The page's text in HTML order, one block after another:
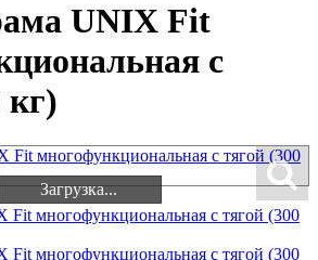
UNIX Fit
с
кг)
Загрузка...
Загрузка...